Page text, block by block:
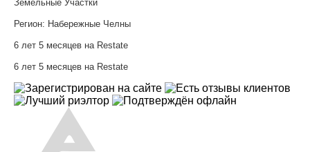
Земельные Участки
Регион: Набережные Челны
6 лет 5 месяцев на Restate
6 лет 5 месяцев на Restate